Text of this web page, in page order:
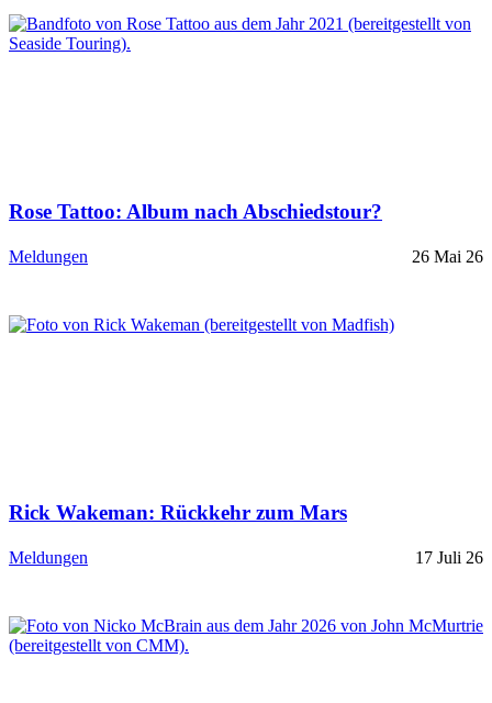
Rose Tattoo: Album nach Abschiedstour?
Meldungen 26 Mai 26
Rick Wakeman: Rückkehr zum Mars
Meldungen 17 Juli 26